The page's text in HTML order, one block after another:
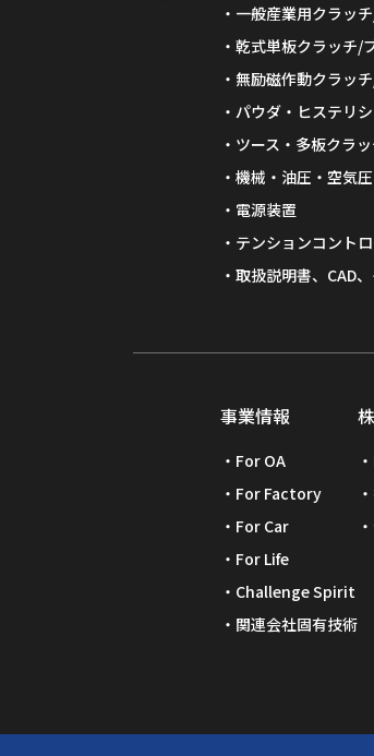
一般産業用クラッ
乾式単板クラッチ/
無励磁作動クラッ
パウダ・ヒステリ
ツース・多板クラ
機械・油圧・空気
電源装置
テンションコント
取扱説明書、CAD
事業情報
For OA
For Factory
For Car
For Life
Challenge Spirit
関連会社固有技術